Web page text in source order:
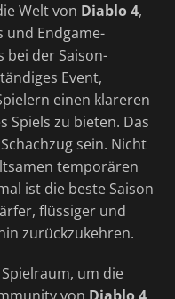
Welt von Diablo 4,
und Endgame-
bei der Saison-
Event,
einen klareren
Spiels zu bieten. Das
sein. Nicht
temporären
ist die beste Saison
flüssiger und
zurückzukehren.
um die